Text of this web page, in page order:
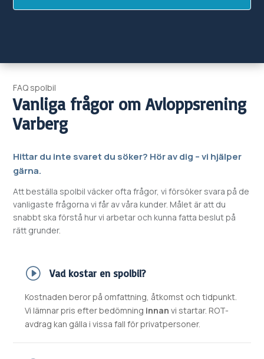
FAQ spolbil
Vanliga frågor omAvloppsrening
Varberg
Hittar du inte svaret du söker? Hör av dig – vi hjälper
gärna.
Att beställa spolbil väcker ofta frågor, vi försöker svara på de
vanligaste frågorna vi får av våra kunder. Målet är att du
snabbt ska förstå hur vi arbetar och kunna fatta beslut på
rätt grunder.
Vad kostar en spolbil?
Kostnaden beror på omfattning, åtkomst och tidpunkt.
Vi lämnar pris efter bedömning innan vi startar. ROT-
avdrag kan gälla i vissa fall för privatpersoner.